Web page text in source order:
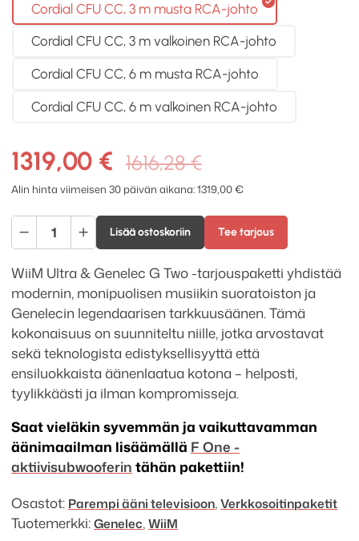
Cordial CFU CC, 3 m musta RCA-johto
Cordial CFU CC, 3 m valkoinen RCA-johto
Cordial CFU CC, 6 m musta RCA-johto
Cordial CFU CC, 6 m valkoinen RCA-johto
1616,28€Alkuperäinen
hinta
oli:
1616,28 €.
1319,00 €
Nykyinen
hinta
on:
1319,00 €.
Alin hinta viimeisen 30 päivän aikana:1319,00€
Ultra
+
Genelec
G
Two
tarjouspaketti
määrä
Lisää ostoskoriin Tee tarjous
WiiM Ultra & Genelec G Two -tarjouspaketti yhdistää
modernin, monipuolisen musiikin suoratoiston ja
Genelecin legendaarisen tarkkuusäänen. Tämä
kokonaisuus on suunniteltu niille, jotka arvostavat
sekä teknologista edistyksellisyyttä että
ensiluokkaista äänenlaatua kotona – helposti,
tyylikkäästi ja ilman kompromisseja.
Saat vieläkin syvemmän ja vaikuttavamman
äänimaailman lisäämällä F One -
aktiivisubwooferin tähän pakettiin!
Osastot: Parempi ääni televisioon,Verkko­soitin­­paketit
Tuotemerkki:Genelec,WiiM